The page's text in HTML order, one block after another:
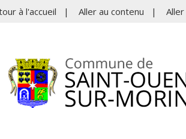
à l'accueil | Aller au contenu |